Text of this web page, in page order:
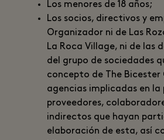
Los menores de 18 años;
Los socios, directivos y
Organizador ni de Las
La Roca Village, ni de las
del grupo de sociedades
concepto de The Bicester
agencias implicadas en la
proveedores,
indirectos que hayan
elaboración de esta, así